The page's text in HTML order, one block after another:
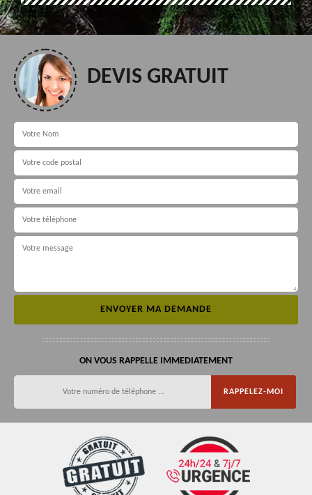
DEVIS GRATUIT
ON VOUS RAPPELLE IMMEDIATEMENT